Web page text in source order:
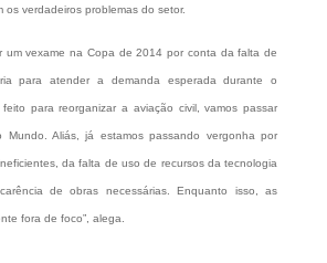
verdadeiros problemas do setor.
um vexame na Copa de 2014 por conta da falta de
para atender a demanda esperada durante o
para reorganizar a aviação civil, vamos passar
Mundo. Aliás, já estamos passando vergonha por
da falta de uso de recursos da tecnologia
de obras necessárias. Enquanto isso, as
fora de foco”, alega.